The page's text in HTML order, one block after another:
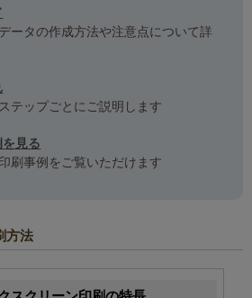
わらか
織布
シールが貼れます
ータの作成方法や注意点について詳
テップごとにご説明します
見る
刷事例をご覧いただけます
方法